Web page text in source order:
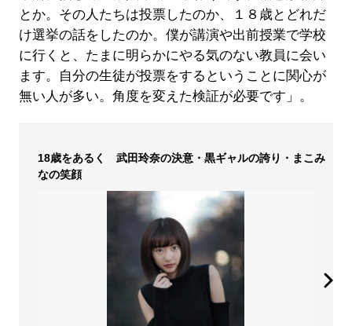
とか。その人たちは投票したのか、１８歳とどれだ
け選挙の話をしたのか。僕が講演や出前授業で学校
に行くと、たまに明らかにやる気のない教員に会い
ます。自分の生徒が投票をするということに関心が
無い人が多い。角度を変えた検証が必要です」。
18歳をあるく 武田玲奈の決意・黒ギャルの誇り・まこみ
なの笑顔